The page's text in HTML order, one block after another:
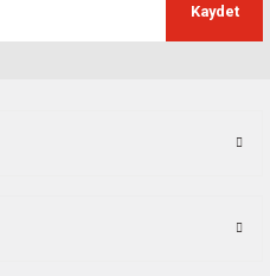
Kaydet